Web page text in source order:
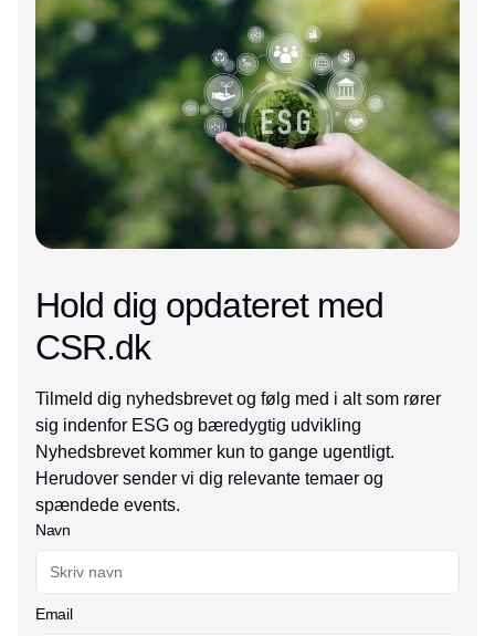
Hold dig opdateret med
CSR.dk
Tilmeld dig nyhedsbrevet og følg med i alt som rører
sig indenfor ESG og bæredygtig udvikling
Nyhedsbrevet kommer kun to gange ugentligt.
Herudover sender vi dig relevante temaer og
spændede events.
Navn
Email